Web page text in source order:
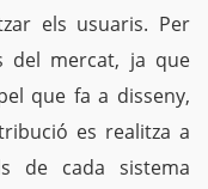
els usuaris. Per
del mercat, ja que
que fa a disseny,
es realitza a
de cada sistema